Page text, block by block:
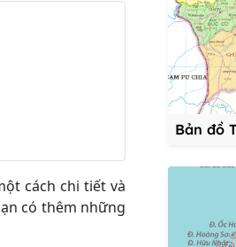
cách chi tiết và
có thêm những
Bản đồ